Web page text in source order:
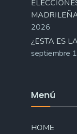
2026
¿ESTA ES
septiembre
Menú
HOME